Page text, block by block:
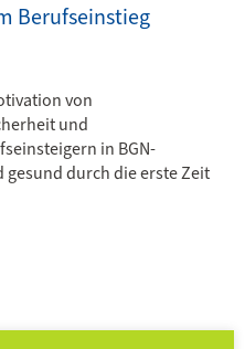
Berufseinstieg
von
und
in BGN-
durch die erste Zeit